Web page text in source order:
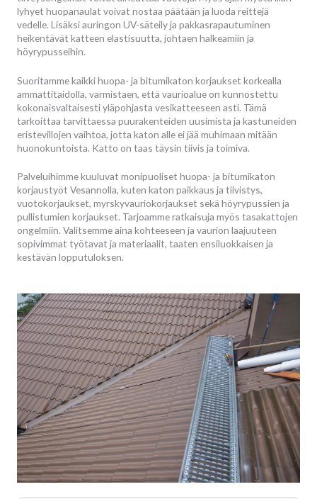
lyhyet huopanaulat voivat nostaa päätään ja luoda reittejä
vedelle. Lisäksi auringon UV-säteily ja pakkasrapautuminen
heikentävät katteen elastisuutta, johtaen halkeamiin ja
höyrypusseihin.
Suoritamme kaikki huopa- ja bitumikaton korjaukset korkealla
ammattitaidolla, varmistaen, että vaurioalue on kunnostettu
kokonaisvaltaisesti yläpohjasta vesikatteeseen asti. Tämä
tarkoittaa tarvittaessa puurakenteiden uusimista ja kastuneiden
eristevillojen vaihtoa, jotta katon alle ei jää muhimaan mitään
huonokuntoista. Katto on taas täysin tiivis ja toimiva.
Palveluihimme kuuluvat monipuoliset huopa- ja bitumikaton
korjaustyöt Vesannolla, kuten katon paikkaus ja tiivistys,
vuotokorjaukset, myrskyvauriokorjaukset sekä höyrypussien ja
pullistumien korjaukset. Tarjoamme ratkaisuja myös tasakattojen
ongelmiin. Valitsemme aina kohteeseen ja vaurion laajuuteen
sopivimmat työtavat ja materiaalit, taaten ensiluokkaisen ja
kestävän lopputuloksen.